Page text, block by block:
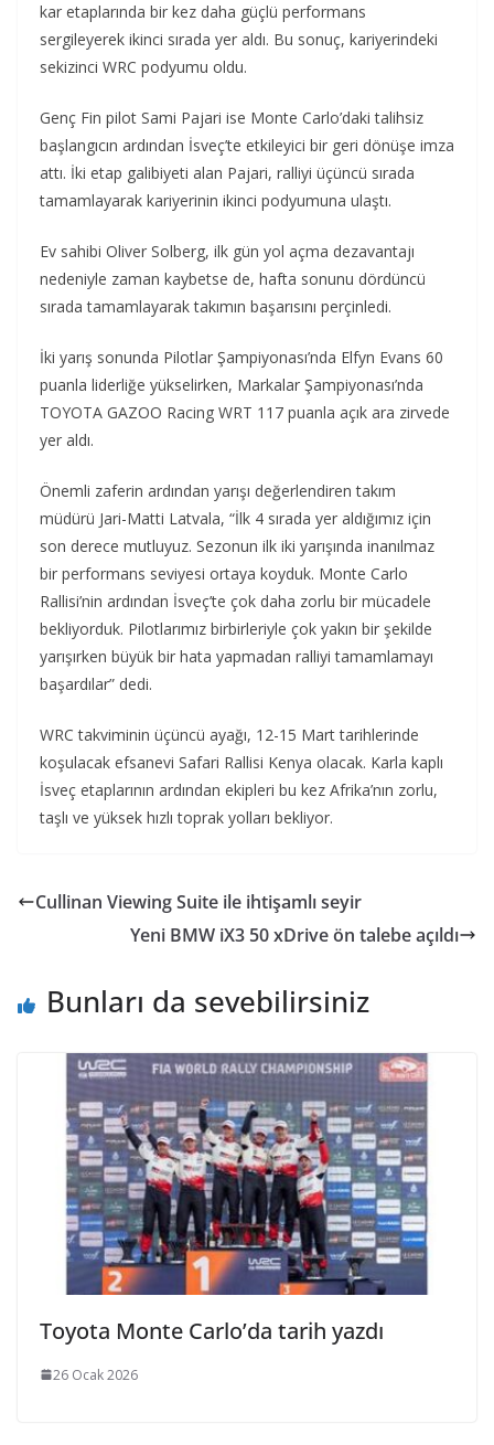
kar etaplarında bir kez daha güçlü performans
sergileyerek ikinci sırada yer aldı. Bu sonuç, kariyerindeki
sekizinci WRC podyumu oldu.
Genç Fin pilot Sami Pajari ise Monte Carlo’daki talihsiz
başlangıcın ardından İsveç’te etkileyici bir geri dönüşe imza
attı. İki etap galibiyeti alan Pajari, ralliyi üçüncü sırada
tamamlayarak kariyerinin ikinci podyumuna ulaştı.
Ev sahibi Oliver Solberg, ilk gün yol açma dezavantajı
nedeniyle zaman kaybetse de, hafta sonunu dördüncü
sırada tamamlayarak takımın başarısını perçinledi.
İki yarış sonunda Pilotlar Şampiyonası’nda Elfyn Evans 60
puanla liderliğe yükselirken, Markalar Şampiyonası’nda
TOYOTA GAZOO Racing WRT 117 puanla açık ara zirvede
yer aldı.
Önemli zaferin ardından yarışı değerlendiren takım
müdürü Jari-Matti Latvala, “İlk 4 sırada yer aldığımız için
son derece mutluyuz. Sezonun ilk iki yarışında inanılmaz
bir performans seviyesi ortaya koyduk. Monte Carlo
Rallisi’nin ardından İsveç’te çok daha zorlu bir mücadele
bekliyorduk. Pilotlarımız birbirleriyle çok yakın bir şekilde
yarışırken büyük bir hata yapmadan ralliyi tamamlamayı
başardılar” dedi.
WRC takviminin üçüncü ayağı, 12-15 Mart tarihlerinde
koşulacak efsanevi Safari Rallisi Kenya olacak. Karla kaplı
İsveç etaplarının ardından ekipleri bu kez Afrika’nın zorlu,
taşlı ve yüksek hızlı toprak yolları bekliyor.
Cullinan Viewing Suite ile ihtişamlı seyir
Yeni BMW iX3 50 xDrive ön talebe açıldı
Bunları da sevebilirsiniz
Toyota Monte Carlo’da tarih yazdı
26 Ocak 2026